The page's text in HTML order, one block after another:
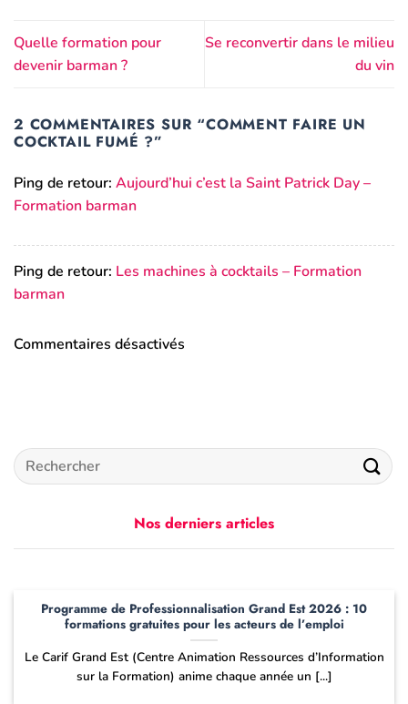
Quelle formation pour
devenir barman ?
Se reconvertir dans le milieu
du vin
2 COMMENTAIRES SUR “COMMENT FAIRE UN
COCKTAIL FUMÉ ?”
Ping de retour: Aujourd’hui c’est la Saint Patrick Day –
Formation barman
Ping de retour: Les machines à cocktails – Formation
barman
Commentaires désactivés
Nos derniers articles
Programme de Professionnalisation Grand Est 2026 : 10
formations gratuites pour les acteurs de l’emploi
Le Carif Grand Est (Centre Animation Ressources d’Information
sur la Formation) anime chaque année un [...]